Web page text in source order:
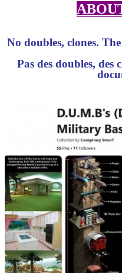
No doubles, clones.
Pas des doubles,